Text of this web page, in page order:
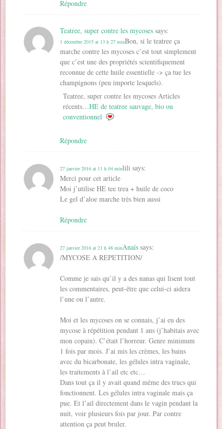
Répondre
Teatree, super contre les mycoses says:
1 décembre 2015 at 13 h 27 minBon, si le teatree ça
marche contre les mycoses c’est tout simplement
que c’est une des propriétés scientifiquement
reconnue de cette huile essentielle -> ça tue les
champignons (peu importe lesquels).
Teatree, super contre les mycoses Articles
récents…HE de teatree sauvage, bio ou
conventionnel
Répondre
lili says:
27 janvier 2016 at 11 h 04 min
Merci pour cet article
Moi j’utilise HE tee trea + huile de coco
Le gel d’aloe marche très bien aussi
Répondre
Anaïs says:
27 janvier 2016 at 21 h 48 min
/MYCOSE A REPETITION/
Comme je sais qu’il y a des nanas qui lisent tout
les commentaires, peut-être que celui-ci aidera
l’une ou l’autre.
Moi et les mycoses on se connais, j’ai eu des
mycose à répétition pendant 1 ans (j’habitais avec
mon copain). C’était l’horreur. Genre minimum
1 fois par mois. J’ai mis les crèmes, les bains
avec du bicarbonate, les gélules intra vaginale,
les traitements à l’ail etc etc…
Dans tout ça il y avait quand même des trucs qui
fonctionnent. Les gélules intra vaginale mais ça
pue. Et l’ail directement dans le vagin pendant la
nuit, voir plusieurs fois par jour. Par contre
attention ça peut bruler.